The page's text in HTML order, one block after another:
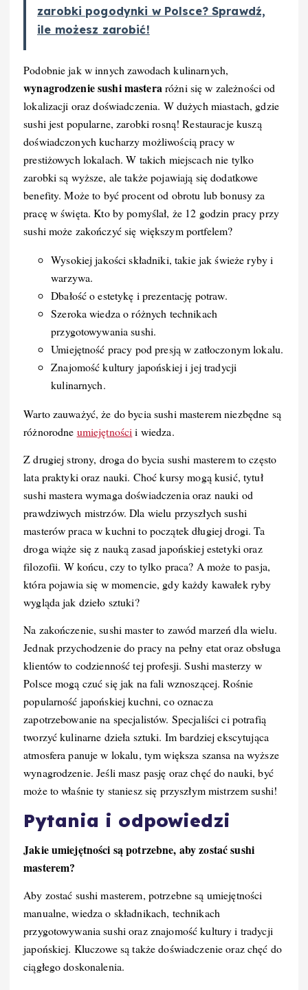
zarobki pogodynki w Polsce? Sprawdź,
ile możesz zarobić!
Podobnie jak w innych zawodach kulinarnych,
wynagrodzenie sushi masteraróżni się w zależności od
lokalizacji oraz doświadczenia. W dużych miastach, gdzie
sushi jest popularne, zarobki rosną! Restauracje kuszą
doświadczonych kucharzy możliwością pracy w
prestiżowych lokalach. W takich miejscach nie tylko
zarobki są wyższe, ale także pojawiają się dodatkowe
benefity. Może to być procent od obrotu lub bonusy za
pracę w święta. Kto by pomyślał, że 12 godzin pracy przy
sushi może zakończyć się większym portfelem?
Wysokiej jakości składniki, takie jak świeże ryby i
warzywa.
Dbałość o estetykę i prezentację potraw.
Szeroka wiedza o różnych technikach
przygotowywania sushi.
Umiejętność pracy pod presją w zatłoczonym lokalu.
Znajomość kultury japońskiej i jej tradycji
kulinarnych.
Warto zauważyć, że do bycia sushi masterem niezbędne są
różnorodne umiejętności i wiedza.
Z drugiej strony, droga do bycia sushi masterem to często
lata praktyki oraz nauki. Choć kursy mogą kusić, tytuł
sushi mastera wymaga doświadczenia oraz nauki od
prawdziwych mistrzów. Dla wielu przyszłych sushi
masterów praca w kuchni to początek długiej drogi. Ta
droga wiąże się z nauką zasad japońskiej estetyki oraz
filozofii. W końcu, czy to tylko praca? A może to pasja,
która pojawia się w momencie, gdy każdy kawałek ryby
wygląda jak dzieło sztuki?
Na zakończenie, sushi master to zawód marzeń dla wielu.
Jednak przychodzenie do pracy na pełny etat oraz obsługa
klientów to codzienność tej profesji. Sushi masterzy w
Polsce mogą czuć się jak na fali wznoszącej. Rośnie
popularność japońskiej kuchni, co oznacza
zapotrzebowanie na specjalistów. Specjaliści ci potrafią
tworzyć kulinarne dzieła sztuki. Im bardziej ekscytująca
atmosfera panuje w lokalu, tym większa szansa na wyższe
wynagrodzenie. Jeśli masz pasję oraz chęć do nauki, być
może to właśnie ty staniesz się przyszłym mistrzem sushi!
Pytania i odpowiedzi
Jakie umiejętności są potrzebne, aby zostać sushi
masterem?
Aby zostać sushi masterem, potrzebne są umiejętności
manualne, wiedza o składnikach, technikach
przygotowywania sushi oraz znajomość kultury i tradycji
japońskiej. Kluczowe są także doświadczenie oraz chęć do
ciągłego doskonalenia.